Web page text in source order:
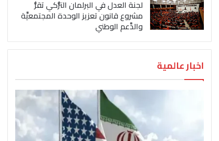
لجنة العدل في البرلمان التُّركي تقرُّ
مشروع قانون تعزيز الوحدة المجتمعيَّة
والدَّعم الوطني
اخبار عالمية